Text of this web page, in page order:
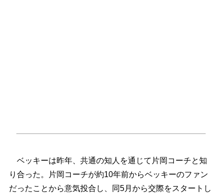
ベッキーは昨年、共通の知人を通じて片岡コーチと知
り合った。片岡コーチが約10年前からベッキーのファン
だったことから意気投合し、同5月から交際をスタートし